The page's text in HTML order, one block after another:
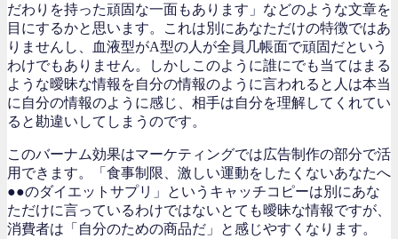
だわりを持った頑固な一面もあります」などのような文章を
目にするかと思います。これは別にあなただけの特徴ではあ
りませんし、血液型がA型の人が全員几帳面で頑固だという
わけでもありません。しかしこのように誰にでも当てはまる
ような曖昧な情報を自分の情報のように言われると人は本当
に自分の情報のように感じ、相手は自分を理解してくれてい
ると勘違いしてしまうのです。
このバーナム効果はマーケティングでは広告制作の部分で活
用できます。「食事制限、激しい運動をしたくないあなたへ
●●のダイエットサプリ」というキャッチコピーは別にあな
ただけに言っているわけではないとても曖昧な情報ですが、
消費者は「自分のための商品だ」と感じやすくなります。